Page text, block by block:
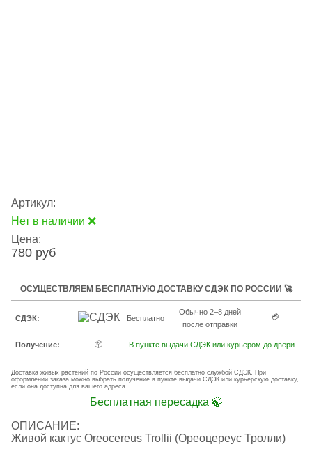
Артикул:
Нет в наличии ❌
Цена:
780 руб
ОСУЩЕСТВЛЯЕМ БЕСПЛАТНУЮ ДОСТАВКУ СДЭК ПО РОССИИ 🚀
СДЭК: Бесплатно
Обычно 2–8 дней
после отправки
💳
Получение: 📦 В пункте выдачи СДЭК или курьером до двери
Доставка живых растений по России осуществляется бесплатно службой СДЭК. При
оформлении заказа можно выбрать получение в пункте выдачи СДЭК или курьерскую доставку,
если она доступна для вашего адреса.
Бесплатная пересадка 🍃
ОПИСАНИЕ:
Живой кактус Oreocereus Trollii (Ореоцереус Тролли)